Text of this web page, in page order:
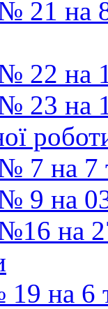
21 на
22 на
23 на
7 на 7
9 на
на
на 6